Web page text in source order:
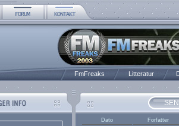
FmFreaks Litteratur
Dato
Forfatter